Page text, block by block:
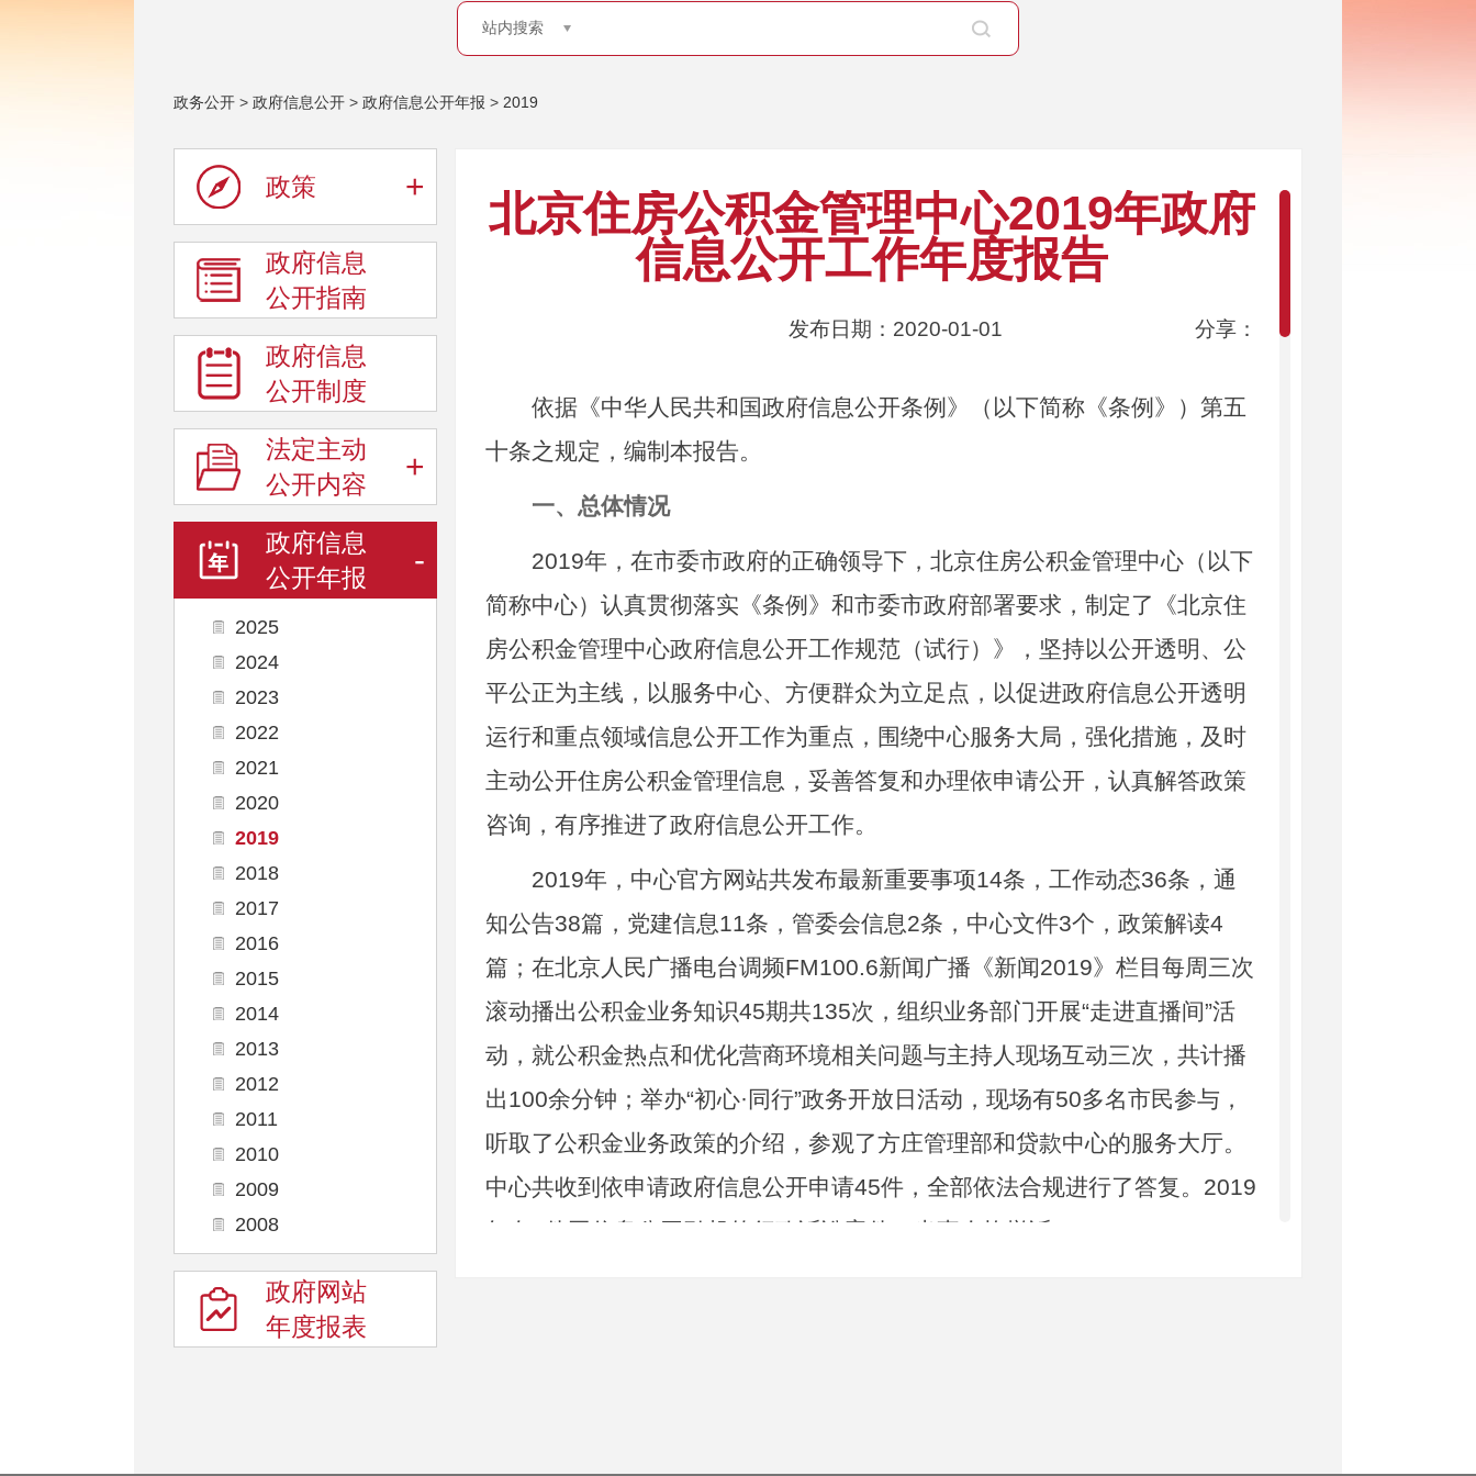
站内搜索
政务公开 > 政府信息公开 > 政府信息公开年报 > 2019
政策 +
政府信息
公开指南
政府信息
公开制度
法定主动
公开内容
+
政府信息
公开年报
-
2025
2024
2023
2022
2021
2020
2019
2018
2017
2016
2015
2014
2013
2012
2011
2010
2009
2008
政府网站
年度报表
北京住房公积金管理中心2019年政府
信息公开工作年度报告
发布日期：2020-01-01 分享：
依据《中华人民共和国政府信息公开条例》（以下简称《条例》）第五
十条之规定，编制本报告。
一、总体情况
2019年，在市委市政府的正确领导下，北京住房公积金管理中心（以下
简称中心）认真贯彻落实《条例》和市委市政府部署要求，制定了《北京住
房公积金管理中心政府信息公开工作规范（试行）》，坚持以公开透明、公
平公正为主线，以服务中心、方便群众为立足点，以促进政府信息公开透明
运行和重点领域信息公开工作为重点，围绕中心服务大局，强化措施，及时
主动公开住房公积金管理信息，妥善答复和办理依申请公开，认真解答政策
咨询，有序推进了政府信息公开工作。
2019年，中心官方网站共发布最新重要事项14条，工作动态36条，通
知公告38篇，党建信息11条，管委会信息2条，中心文件3个，政策解读4
篇；在北京人民广播电台调频FM100.6新闻广播《新闻2019》栏目每周三次
滚动播出公积金业务知识45期共135次，组织业务部门开展“走进直播间”活
动，就公积金热点和优化营商环境相关问题与主持人现场互动三次，共计播
出100余分钟；举办“初心·同行”政务开放日活动，现场有50多名市民参与，
听取了公积金业务政策的介绍，参观了方庄管理部和贷款中心的服务大厅。
中心共收到依申请政府信息公开申请45件，全部依法合规进行了答复。2019
年有2件因信息公开引起的行政诉讼案件，当事人均撤诉。